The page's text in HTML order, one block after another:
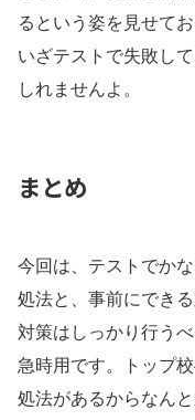
るという姿を見せて
いざテストで失敗し
しれませんよ。
まとめ
今回は、テストでか
処法と、事前にでき
対策はしっかり行う
急時用です。トップ
処法があるからなん